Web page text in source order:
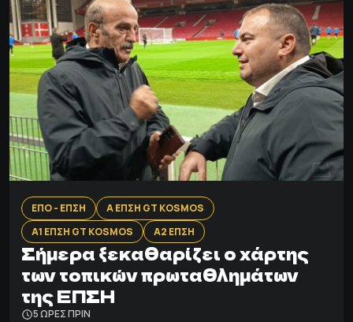
ΕΠΟ - ΕΠΣΗ
Α ΕΠΣΗ GT KOSMOS
Α1 ΕΠΣΗ GT KOSMOS
Α2 ΕΠΣΗ
Σήμερα ξεκαθαρίζει ο χάρτης
των τοπικών πρωταθλημάτων
της ΕΠΣΗ
5 ΩΡΕΣ ΠΡΙΝ